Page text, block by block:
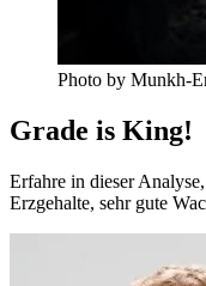
Photo by Munkh-
Grade is King!
Erfahre in dieser
Erzgehalte, sehr gute